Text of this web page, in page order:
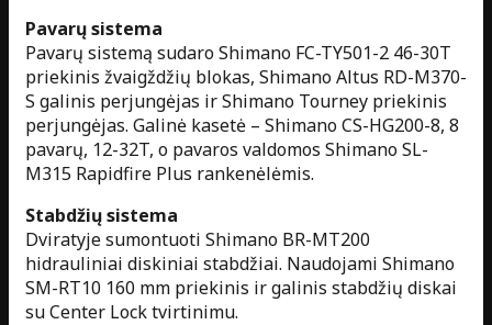
Pavarų sistema
Pavarų sistemą sudaro Shimano FC-TY501-2 46-30T
priekinis žvaigždžių blokas, Shimano Altus RD-M370-
S galinis perjungėjas ir Shimano Tourney priekinis
perjungėjas. Galinė kasetė – Shimano CS-HG200-8, 8
pavarų, 12-32T, o pavaros valdomos Shimano SL-
M315 Rapidfire Plus rankenėlėmis.
Stabdžių sistema
Dviratyje sumontuoti Shimano BR-MT200
hidrauliniai diskiniai stabdžiai. Naudojami Shimano
SM-RT10 160 mm priekinis ir galinis stabdžių diskai
su Center Lock tvirtinimu.